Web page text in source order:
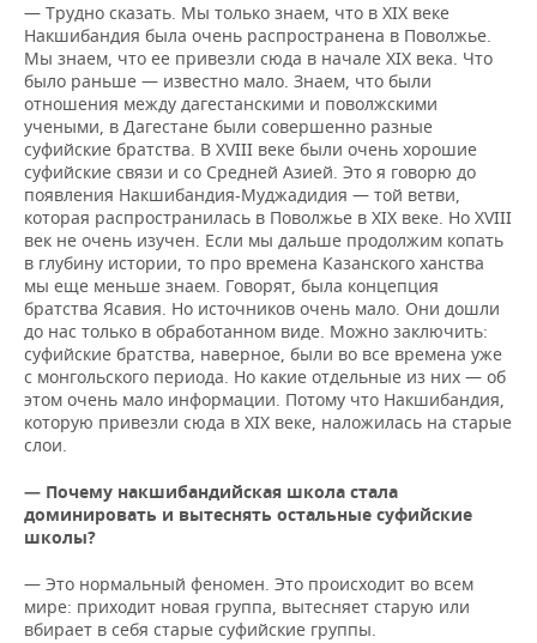
— Трудно сказать. Мы только знаем, что в XIX веке
Накшибандия была очень распространена в Поволжье.
Мы знаем, что ее привезли сюда в начале XIX века. Что
было раньше — известно мало. Знаем, что были
отношения между дагестанскими и поволжскими
учеными, в Дагестане были совершенно разные
суфийские братства. В XVIII веке были очень хорошие
суфийские связи и со Средней Азией. Это я говорю до
появления Накшибандия-Муджадидия — той ветви,
которая распространилась в Поволжье в XIX веке. Но XVIII
век не очень изучен. Если мы дальше продолжим копать
в глубину истории, то про времена Казанского ханства
мы еще меньше знаем. Говорят, была концепция
братства Ясавия. Но источников очень мало. Они дошли
до нас только в обработанном виде. Можно заключить:
суфийские братства, наверное, были во все времена уже
с монгольского периода. Но какие отдельные из них — об
этом очень мало информации. Потому что Накшибандия,
которую привезли сюда в XIX веке, наложилась на старые
слои.
— Почему накшибандийская школа стала
доминировать и вытеснять остальные суфийские
школы?
— Это нормальный феномен. Это происходит во всем
мире: приходит новая группа, вытесняет старую или
вбирает в себя старые суфийские группы.